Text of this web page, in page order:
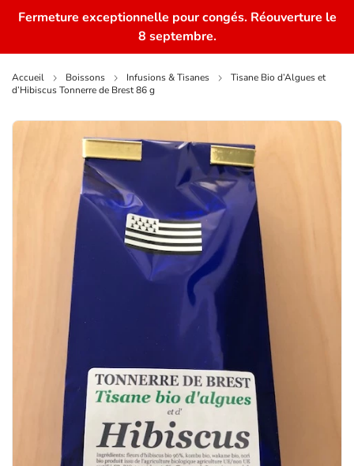
Fermeture exceptionnelle pour congés. Réouverture le
8 septembre.
Accueil Boissons Infusions & Tisanes
Tisane Bio d’Algues et
d’Hibiscus Tonnerre de Brest 86 g